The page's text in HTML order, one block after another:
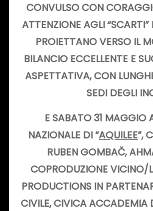
CONVULSO CON
ATTENZIONE AGLI “SCARTI”
PROIETTANO VERSO IL
BILANCIO ECCELLENTE E
ASPETTATIVA, CON
SEDI DEGLI
E SABATO 31 MAGGIO
NAZIONALE DI “AQUILEE”,
RUBEN GOMBAČ,
COPRODUZIONE VICINO/
PRODUCTIONS IN
CIVILE, CIVICA ACCADEMIA